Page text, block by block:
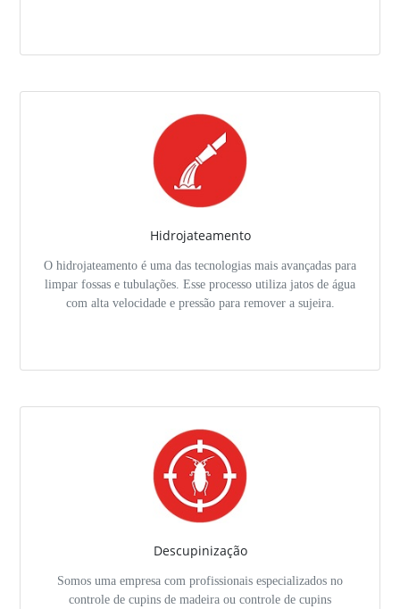
Hidrojateamento
O hidrojateamento é uma das tecnologias mais avançadas para
limpar fossas e tubulações. Esse processo utiliza jatos de água
com alta velocidade e pressão para remover a sujeira.
Descupinização
Somos uma empresa com profissionais especializados no
controle de cupins de madeira ou controle de cupins